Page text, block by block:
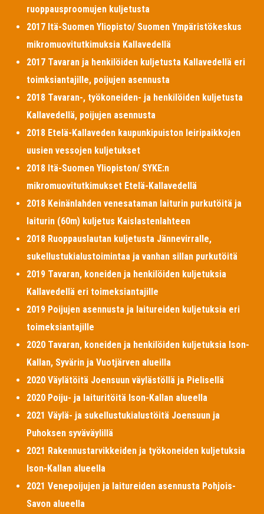
ruoppausproomujen kuljetusta
2017 Itä-Suomen Yliopisto/ Suomen Ympäristökeskus
mikromuovitutkimuksia Kallavedellä
2017 Tavaran ja henkilöiden kuljetusta Kallavedellä eri
toimksiantajille, poijujen asennusta
2018 Tavaran-, työkoneiden- ja henkilöiden kuljetusta
Kallavedellä, poijujen asennusta
2018 Etelä-Kallaveden kaupunkipuiston leiripaikkojen
uusien vessojen kuljetukset
2018 Itä-Suomen Yliopiston/ SYKE:n
mikromuovitutkimukset Etelä-Kallavedellä
2018 Keinänlahden venesataman laiturin purkutöitä ja
laiturin (60m) kuljetus Kaislastenlahteen
2018 Ruoppauslautan kuljetusta Jännevirralle,
sukellustukialustoimintaa ja vanhan sillan purkutöitä
2019 Tavaran, koneiden ja henkilöiden kuljetuksia
Kallavedellä eri toimeksiantajille
2019 Poijujen asennusta ja laitureiden kuljetuksia eri
toimeksiantajille
2020 Tavaran, koneiden ja henkilöiden kuljetuksia Ison-
Kallan, Syvärin ja Vuotjärven alueilla
2020 Väylätöitä Joensuun väylästöllä ja Pielisellä
2020 Poiju- ja laituritöitä Ison-Kallan alueella
2021 Väylä- ja sukellustukialustöitä Joensuun ja
Puhoksen syväväylillä
2021 Rakennustarvikkeiden ja työkoneiden kuljetuksia
Ison-Kallan alueella
2021 Venepoijujen ja laitureiden asennusta Pohjois-
Savon alueella